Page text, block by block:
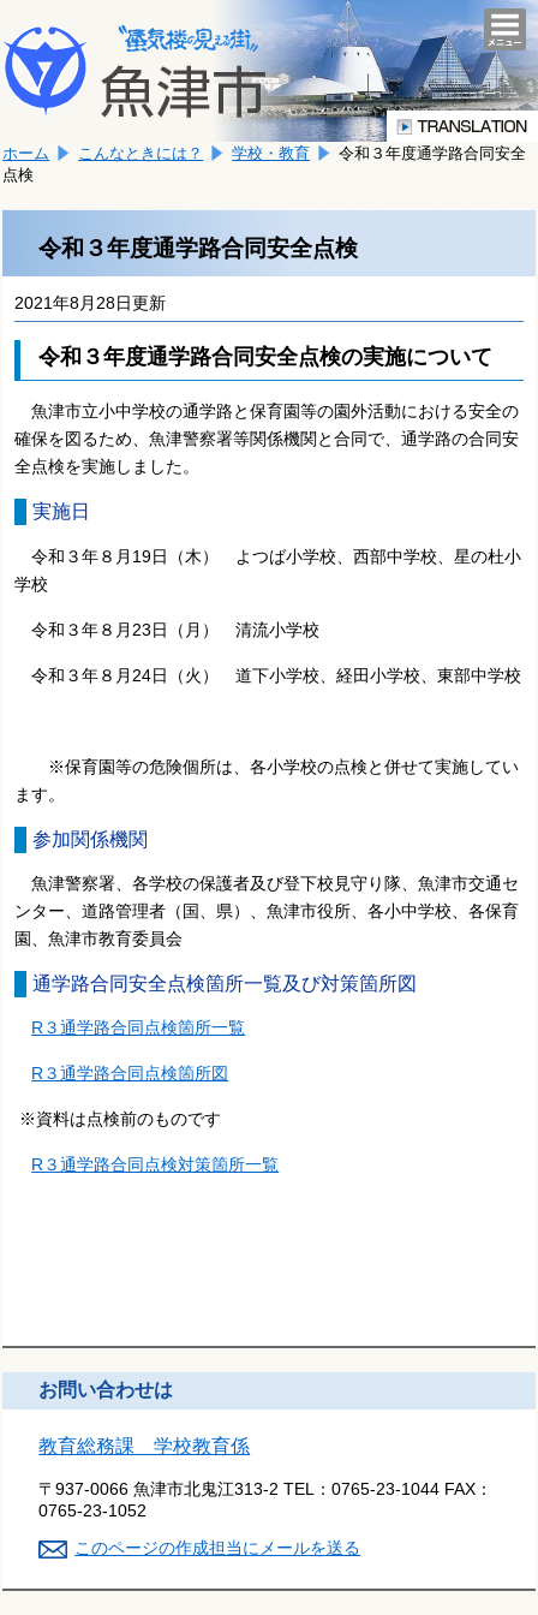
文
へ
移
ま
す。
こ
か
文
で
す。
ホーム こんなときには？ 学校・教育
令和３年度通学路合同安全
点検
令和３年度通学路合同安全点検
2021年8月28日更新
令和３年度通学路合同安全点検の実施について
魚津市立小中学校の通学路と保育園等の園外活動における安全の
確保を図るため、魚津警察署等関係機関と合同で、通学路の合同安
全点検を実施しました。
実施日
令和３年８月19日（木） よつば小学校、西部中学校、星の杜小
学校
令和３年８月23日（月）清流小学校
令和３年８月24日（火）道下小学校 、経田小学校、東部中学校
※保育園等の危険個所は、各小学校の点検と併せて実施してい
ます。
参加関係機関
魚津警察署、各学校の保護者及び登下校見守り隊、魚津市交通セ
ンター、道路管理者（国、県）、魚津市役所、各小中学校、各保育
園、魚津市教育委員会
通学路合同安全点検箇所一覧及び対策箇所図
R３通学路合同点検箇所一覧
R３通学路合同点検箇所図
※資料は点検前のものです
R３通学路合同点検対策箇所一覧
お問い合わせは
教育総務課 学校教育係
〒937-0066 魚津市北鬼江313-2 TEL：0765-23-1044 FAX：
0765-23-1052
このページの作成担当にメールを送る